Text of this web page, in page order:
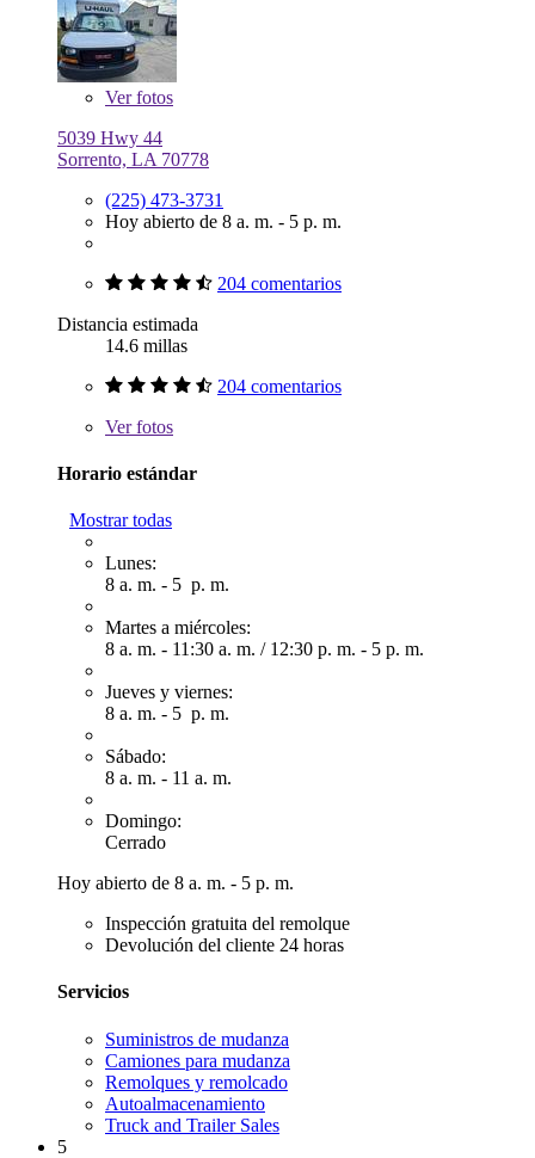
Verfotos
5039 Hwy 44
Sorrento, LA 70778
(225) 473-3731
Hoy abierto de 8 a. m. - 5 p. m.
204 comentarios
Distancia estimada
14.6 millas
204 comentarios
Verfotos
Horario estándar
Mostrar todas
Lunes:
8 a. m. - 5 p. m.
Martes a miércoles:
8 a. m. - 11:30 a. m. / 12:30 p. m. - 5 p. m.
Jueves y viernes:
8 a. m. - 5 p. m.
Sábado:
8 a. m. - 11 a. m.
Domingo:
Cerrado
Hoy abierto de 8 a. m. - 5 p. m.
Inspección gratuita del remolque
Devolución del cliente 24 horas
Servicios
Suministros de mudanza
Camiones para mudanza
Remolques y remolcado
Autoalmacenamiento
Truck and Trailer Sales
5